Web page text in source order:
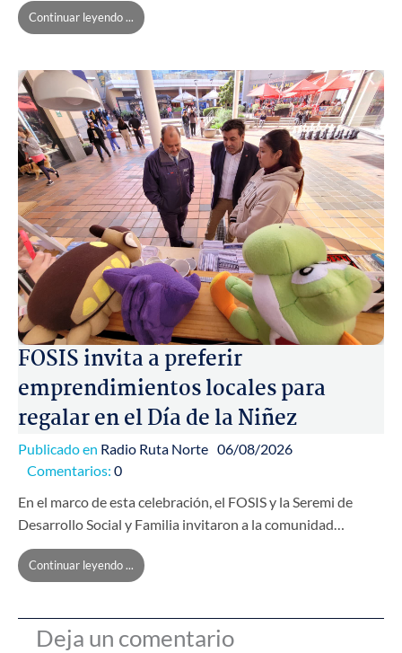
Continuar leyendo ...
FOSIS invita a preferir
emprendimientos locales para
regalar en el Día de la Niñez
Publicado en Radio Ruta Norte 06/08/2026
Comentarios: 0
En el marco de esta celebración, el FOSIS y la Seremi de
Desarrollo Social y Familia invitaron a la comunidad…
Continuar leyendo ...
Deja un comentario